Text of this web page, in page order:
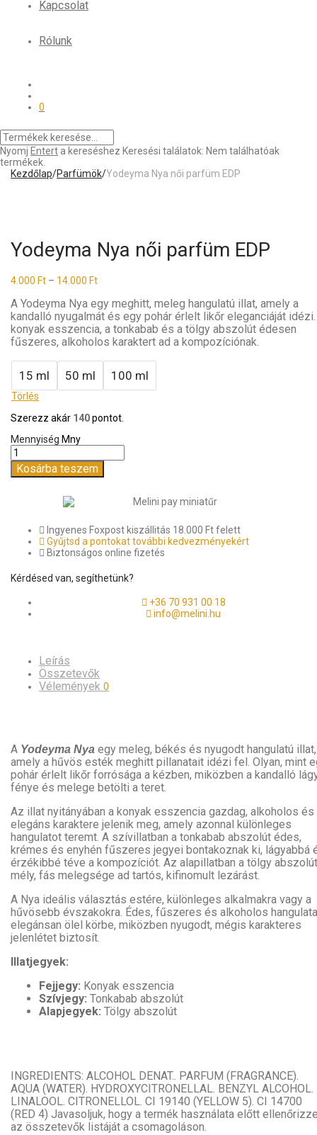
Kapcsolat
Rólunk
0
Nyomj Entert a kereséshez Keresési találatok: Nem találhatóak
termékek.
Kezdőlap/Parfümök/Yodeyma Nya női parfüm EDP
Yodeyma Nya női parfüm EDP
4.000 Ft – 14.000 Ft
A Yodeyma Nya egy meghitt, meleg hangulatú illat, amely a
kandalló nyugalmát és egy pohár érlelt likőr eleganciáját
konyak esszencia, a tonkabab és a tölgy abszolút édesen
fűszeres, alkoholos karaktert ad a kompozíciónak.
15 ml 50 ml 100 ml
Törlés
Szerezz akár 140pontot.
Mennyiség Mny
Kosárba teszem
Ingyenes Foxpost kiszállitás 18.000 Ft felett
Gyűjtsd a pontokat további kedvezményekért
Biztonságos online fizetés
Kérdésed van, segíthetünk?
+36 70 931 00 18
info@melini.hu
Leírás
Összetevők
Vélemények 0
A Yodeyma Nya egy meleg, békés és nyugodt hangulatú illat,
amely a hűvös esték meghitt pillanatait idézi fel. Olyan, mint
pohár érlelt likőr forrósága a kézben, miközben a kandalló
fénye és melege betölti a teret.
Az illat nyitányában a konyak esszencia gazdag, alkoholos és
elegáns karaktere jelenik meg, amely azonnal különleges
hangulatot teremt. A szívillatban a tonkabab abszolút édes,
krémes és enyhén fűszeres jegyei bontakoznak ki, lágyabbá
érzékibbé téve a kompozíciót. Az alapillatban a tölgy abszolút
mély, fás melegsége ad tartós, kifinomult lezárást.
A Nya ideális választás estére, különleges alkalmakra vagy a
hűvösebb évszakokra. Édes, fűszeres és alkoholos hangulata
elegánsan ölel körbe, miközben nyugodt, mégis karakteres
jelenlétet biztosít.
Illatjegyek:
Fejjegy: Konyak esszencia
Szívjegy: Tonkabab abszolút
Alapjegyek: Tölgy abszolút
INGREDIENTS: ALCOHOL DENAT.. PARFUM (FRAGRANCE).
AQUA (WATER). HYDROXYCITRONELLAL. BENZYL ALCOHOL.
LINALOOL. CITRONELLOL. CI 19140 (YELLOW 5). CI 14700
(RED 4) Javasoljuk, hogy a termék használata előtt
az összetevők listáját a csomagoláson.